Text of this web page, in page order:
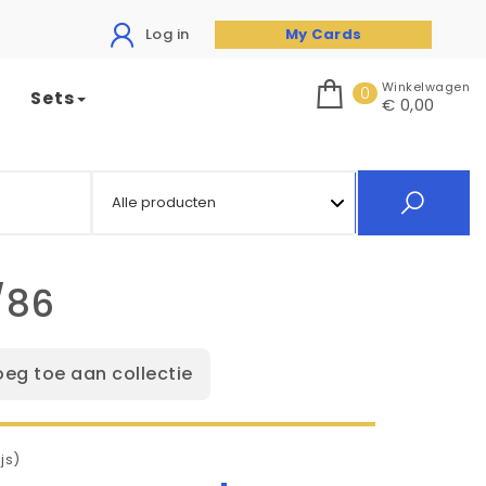
Log in My Cards
Sets 0 Winkelwagen
€ 0,00
toe aan collectie